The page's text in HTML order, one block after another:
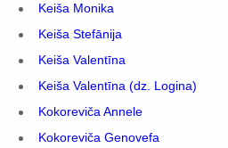
Keiša Monika
Keiša Stefānija
Keiša Valentīna
Keiša Valentīna (dz. Logina)
Kokoreviča Annele
Kokoreviča Genovefa